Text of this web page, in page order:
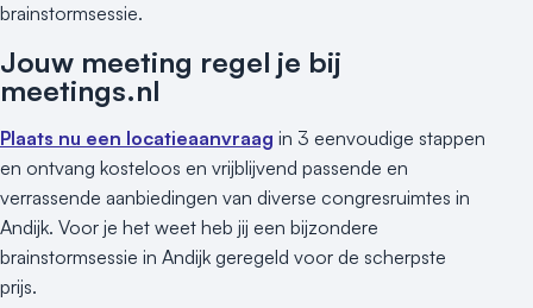
brainstormsessie.
Jouw meeting regel je bij
meetings.nl
Plaats nu een locatieaanvraag in 3 eenvoudige stappen
en ontvang kosteloos en vrijblijvend passende en
verrassende aanbiedingen van diverse congresruimtes in
Andijk. Voor je het weet heb jij een bijzondere
brainstormsessie in Andijk geregeld voor de scherpste
prijs.